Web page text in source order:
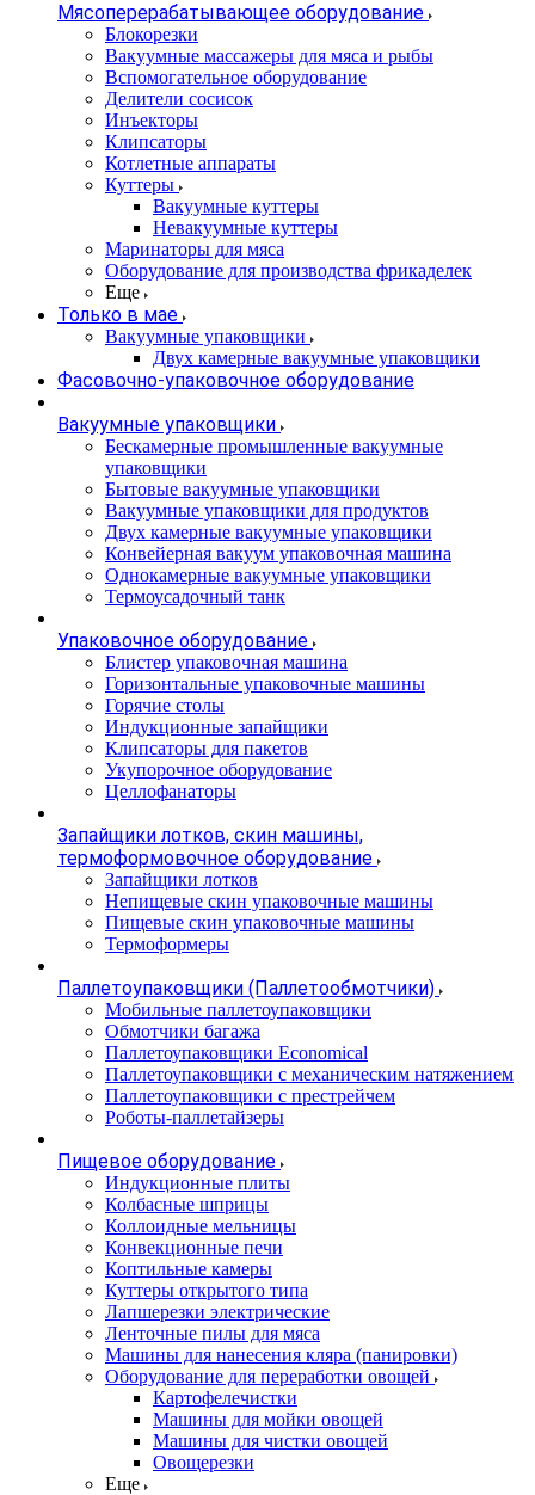
Мясоперерабатывающее оборудование
Блокорезки
Вакуумные массажеры для мяса и рыбы
Вспомогательное оборудование
Делители сосисок
Инъекторы
Клипсаторы
Котлетные аппараты
Куттеры
Вакуумные куттеры
Невакуумные куттеры
Маринаторы для мяса
Оборудование для производства фрикаделек
Еще
Только в мае
Вакуумные упаковщики
Двух камерные вакуумные упаковщики
Фасовочно-упаковочное оборудование
Вакуумные упаковщики
Бескамерные промышленные вакуумные
упаковщики
Бытовые вакуумные упаковщики
Вакуумные упаковщики для продуктов
Двух камерные вакуумные упаковщики
Конвейерная вакуум упаковочная машина
Однокамерные вакуумные упаковщики
Термоусадочный танк
Упаковочное оборудование
Блистер упаковочная машина
Горизонтальные упаковочные машины
Горячие столы
Индукционные запайщики
Клипсаторы для пакетов
Укупорочное оборудование
Целлофанаторы
Запайщики лотков, скин машины,
термоформовочное оборудование
Запайщики лотков
Непищевые скин упаковочные машины
Пищевые скин упаковочные машины
Термоформеры
Паллетоупаковщики (Паллетообмотчики)
Мобильные паллетоупаковщики
Обмотчики багажа
Паллетоупаковщики Economical
Паллетоупаковщики с механическим натяжением
Паллетоупаковщики с престрейчем
Роботы-паллетайзеры
Пищевое оборудование
Индукционные плиты
Колбасные шприцы
Коллоидные мельницы
Конвекционные печи
Коптильные камеры
Куттеры открытого типа
Лапшерезки электрические
Ленточные пилы для мяса
Машины для нанесения кляра (панировки)
Оборудование для переработки овощей
Картофелечистки
Машины для мойки овощей
Машины для чистки овощей
Овощерезки
Еще